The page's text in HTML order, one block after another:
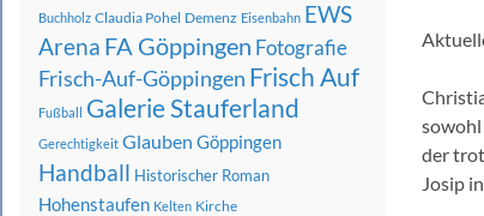
sowohl
der
Josip
Buchholz Claudia Pohel Demenz Eisenbahn EWS
Arena FA Göppingen Fotografie
Frisch-Auf-Göppingen Frisch Auf
Fußball Galerie Stauferland
Gerechtigkeit Glauben Göppingen
Handball Historischer Roman
Hohenstaufen Kelten Kirche